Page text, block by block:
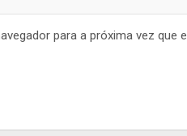
para a próxima vez que